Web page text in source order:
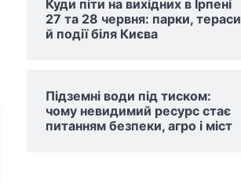
Куди піти на вихідних в Ірпені
27 та 28 червня: парки, тераси
й події біля Києва
Підземні води під тиском:
чому невидимий ресурс стає
питанням безпеки, агро і міст